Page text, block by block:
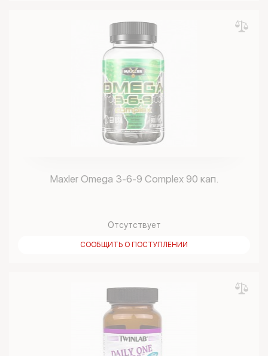
Maxler Omega 3-6-9 Complex 90 кап.
Отсутствует
СООБЩИТЬ О ПОСТУПЛЕНИИ